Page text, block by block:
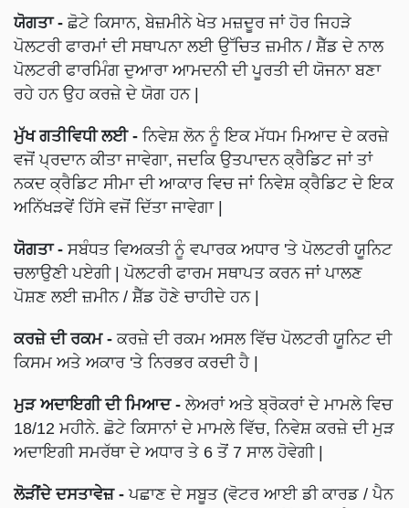
ਯੋਗਤਾ - ਛੋਟੇ ਕਿਸਾਨ, ਬੇਜ਼ਮੀਨੇ ਖੇਤ ਮਜ਼ਦੂਰ ਜਾਂ ਹੋਰ ਜਿਹੜੇ
ਪੋਲਟਰੀ ਫਾਰਮਾਂ ਦੀ ਸਥਾਪਨਾ ਲਈ ਉੱਚਿਤ ਜ਼ਮੀਨ / ਸ਼ੈੱਡ ਦੇ ਨਾਲ
ਪੋਲਟਰੀ ਫਾਰਮਿੰਗ ਦੁਆਰਾ ਆਮਦਨੀ ਦੀ ਪੂਰਤੀ ਦੀ ਯੋਜਨਾ ਬਣਾ
ਰਹੇ ਹਨ ਉਹ ਕਰਜ਼ੇ ਦੇ ਯੋਗ ਹਨ |
ਮੁੱਖ ਗਤੀਵਿਧੀ ਲਈ - ਨਿਵੇਸ਼ ਲੋਨ ਨੂੰ ਇਕ ਮੱਧਮ ਮਿਆਦ ਦੇ ਕਰਜ਼ੇ
ਵਜੋਂ ਪ੍ਰਦਾਨ ਕੀਤਾ ਜਾਵੇਗਾ, ਜਦਕਿ ਉਤਪਾਦਨ ਕ੍ਰੈਡਿਟ ਜਾਂ ਤਾਂ
ਨਕਦ ਕ੍ਰੈਡਿਟ ਸੀਮਾ ਦੀ ਆਕਾਰ ਵਿਚ ਜਾਂ ਨਿਵੇਸ਼ ਕ੍ਰੈਡਿਟ ਦੇ ਇਕ
ਅਨਿੱਖੜਵੇਂ ਹਿੱਸੇ ਵਜੋਂ ਦਿੱਤਾ ਜਾਵੇਗਾ |
ਯੋਗਤਾ - ਸਬੰਧਤ ਵਿਅਕਤੀ ਨੂੰ ਵਪਾਰਕ ਅਧਾਰ 'ਤੇ ਪੋਲਟਰੀ ਯੂਨਿਟ
ਚਲਾਉਣੀ ਪਏਗੀ | ਪੋਲਟਰੀ ਫਾਰਮ ਸਥਾਪਤ ਕਰਨ ਜਾਂ ਪਾਲਣ
ਪੋਸ਼ਣ ਲਈ ਜ਼ਮੀਨ / ਸ਼ੈੱਡ ਹੋਣੇ ਚਾਹੀਦੇ ਹਨ |
ਕਰਜ਼ੇ ਦੀ ਰਕਮ - ਕਰਜ਼ੇ ਦੀ ਰਕਮ ਅਸਲ ਵਿੱਚ ਪੋਲਟਰੀ ਯੂਨਿਟ ਦੀ
ਕਿਸਮ ਅਤੇ ਅਕਾਰ 'ਤੇ ਨਿਰਭਰ ਕਰਦੀ ਹੈ |
ਮੁੜ ਅਦਾਇਗੀ ਦੀ ਮਿਆਦ - ਲੇਅਰਾਂ ਅਤੇ ਬ੍ਰੋਕਰਾਂ ਦੇ ਮਾਮਲੇ ਵਿਚ
18/12 ਮਹੀਨੇ. ਛੋਟੇ ਕਿਸਾਨਾਂ ਦੇ ਮਾਮਲੇ ਵਿੱਚ, ਨਿਵੇਸ਼ ਕਰਜ਼ੇ ਦੀ ਮੁੜ
ਅਦਾਇਗੀ ਸਮਰੱਥਾ ਦੇ ਅਧਾਰ ਤੇ 6 ਤੋਂ 7 ਸਾਲ ਹੋਵੇਗੀ |
ਲੋੜੀਂਦੇ ਦਸਤਾਵੇਜ਼ - ਪਛਾਣ ਦੇ ਸਬੂਤ (ਵੋਟਰ ਆਈ ਡੀ ਕਾਰਡ / ਪੈਨ